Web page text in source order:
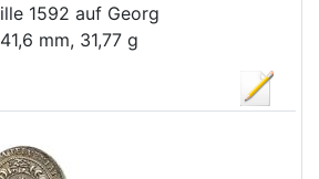
1592 auf Georg
mm, 31,77 g